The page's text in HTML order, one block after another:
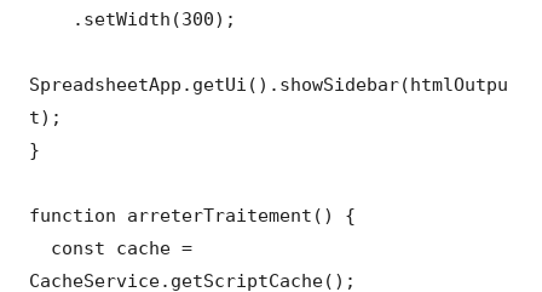
SpreadsheetApp.getUi().showSidebar(htmlOutpu
t);
}
function arreterTraitement() {
CacheService.getScriptCache();